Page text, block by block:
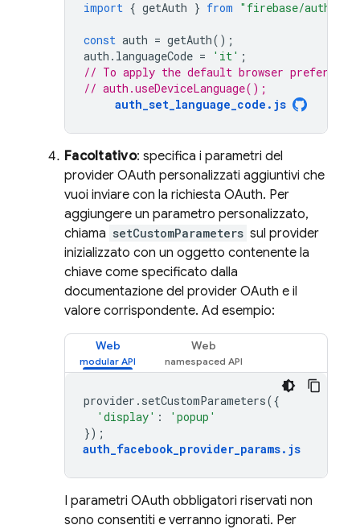
import { getAuth } from "firebase/auth"
const auth = getAuth();
auth . languageCode = 'it' ;
// To apply the default browser
// auth.useDeviceLanguage();
auth_set_language_code.js
Facoltativo: specifica i parametri del
provider OAuth personalizzati aggiuntivi che
vuoi inviare con la richiesta OAuth. Per
aggiungere un parametro personalizzato,
chiama setCustomParameters sul provider
inizializzato con un oggetto contenente la
chiave come specificato dalla
documentazione del provider OAuth e il
valore corrispondente. Ad esempio:
Web Web
provider . setCustomParameters({
'display' :
'popup'
});
auth_facebook_provider_params. js
I parametri OAuth obbligatori riservati non
sono consentiti e verranno ignorati. Per